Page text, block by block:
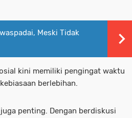
Meski Tidak
kini memiliki pengingat waktu
berlebihan.
penting. Dengan berdiskusi